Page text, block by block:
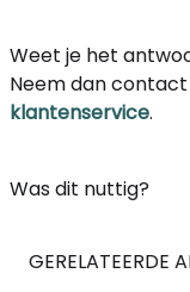
Weet je het
Neem dan
klantenservice.
Was dit nuttig?
GERELATEERDE